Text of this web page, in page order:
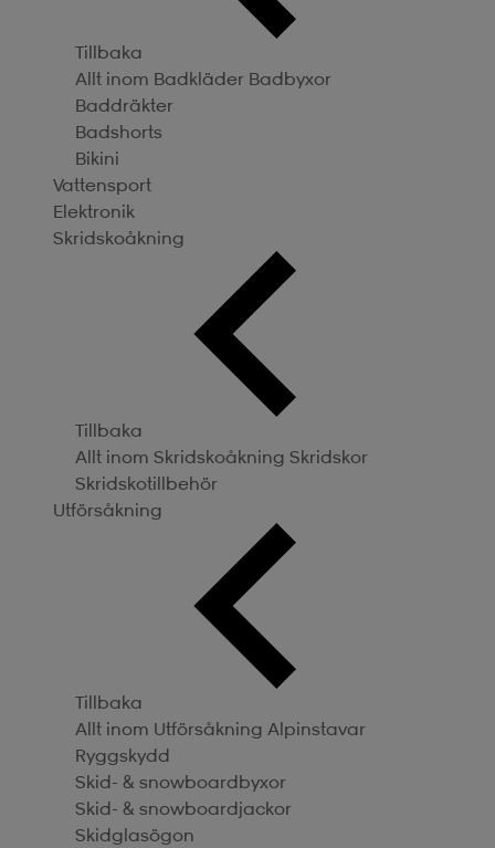
Tillbaka
Allt inom Badkläder Badbyxor
Baddräkter
Badshorts
Bikini
Vattensport
Elektronik
Skridskoåkning
Tillbaka
Allt inom Skridskoåkning Skridskor
Skridskotillbehör
Utförsåkning
Tillbaka
Allt inom Utförsåkning Alpinstavar
Ryggskydd
Skid- & snowboardbyxor
Skid- & snowboardjackor
Skidglasögon